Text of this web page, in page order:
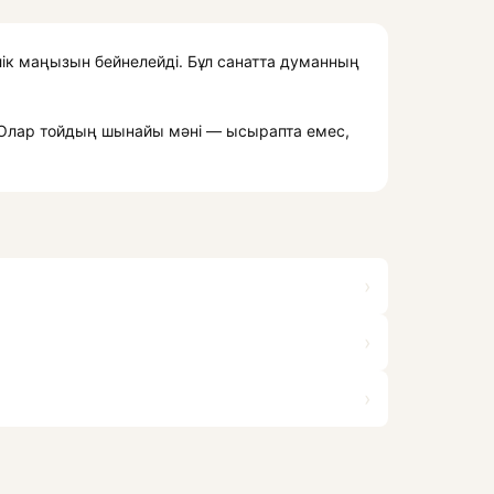
маңызын бейнелейді. Бұл санатта думанның
тойдың шынайы мәні — ысырапта емес,
›
›
›